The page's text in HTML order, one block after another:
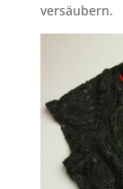
versäubern.